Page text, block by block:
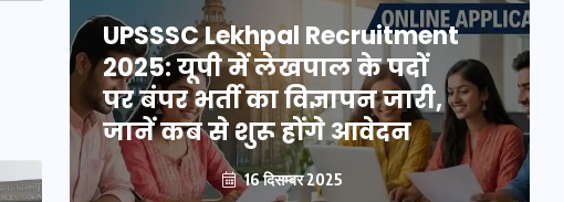
UPSSSC Lekhpal Recruitment
2025: यूपी में लेखपाल के पदों
पर बंपर भर्ती का विज्ञापन जारी,
जानें कब से शुरू होंगे आवेदन
16 दिसम्बर 2025